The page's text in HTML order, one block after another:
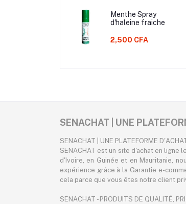
Menthe Spray
d'haleine fraiche
2,500 CFA
SENACHAT | UNE
SENACHAT | UNE PLATEFORME
SENACHAT est un site d'achat en ligne
d'Ivoire, en Guinée et en Mauritanie,
expérience grâce à la Garantie e-
cela parce que vous êtes notre client
SENACHAT - PRODUITS DE QUALITÉ,